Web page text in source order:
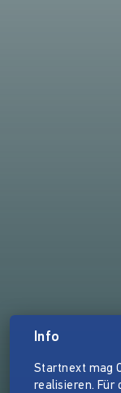
Info
Startnext mag
realisieren. Für